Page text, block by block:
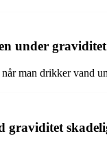
under
man drikker vand
graviditet